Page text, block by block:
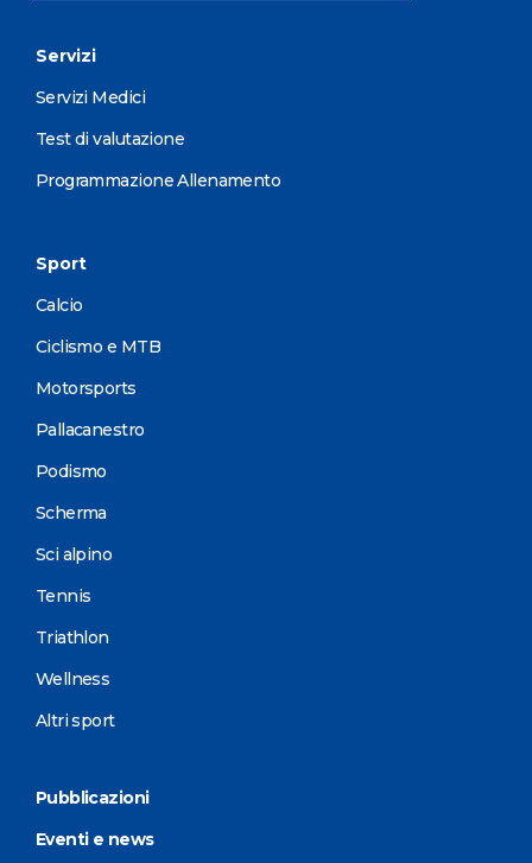
Servizi
Servizi Medici
Test di valutazione
Programmazione Allenamento
Sport
Calcio
Ciclismo e MTB
Motorsports
Pallacanestro
Podismo
Scherma
Sci alpino
Tennis
Triathlon
Wellness
Altri sport
Pubblicazioni
Eventi e news